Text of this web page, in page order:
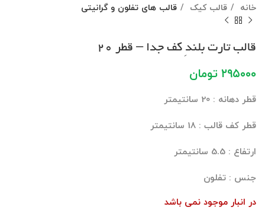
خانه قالب کیک قالب های تفلون و گرانیتی
قالب تارت بلندِ کف جدا – قطر 20
۲۹۵۰۰۰ تومان
قطر دهانه : 20 سانتیمتر
قطر کف قالب : 18 سانتیمتر
ارتفاع : 5.5 سانتیمتر
جنس : تفلون
در انبار موجود نمی باشد